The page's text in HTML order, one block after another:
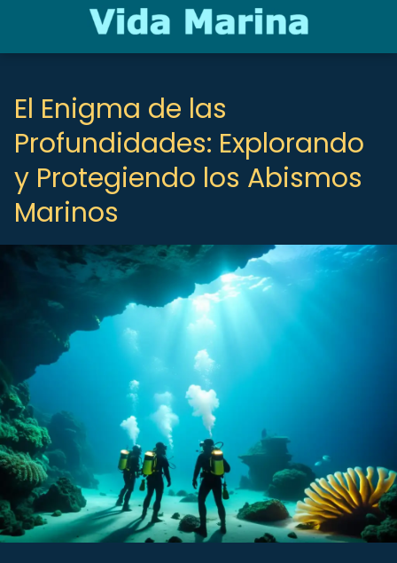
El Enigma de las
Profundidades: Explorando
y Protegiendo los Abismos
Marinos